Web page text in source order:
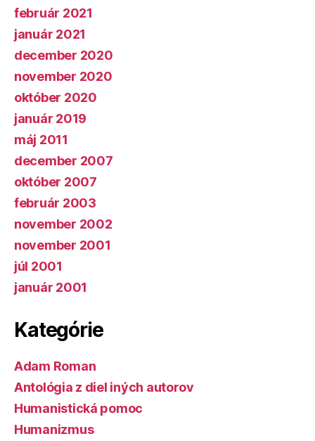
február 2021
január 2021
december 2020
november 2020
október 2020
január 2019
máj 2011
december 2007
október 2007
február 2003
november 2002
november 2001
júl 2001
január 2001
Kategórie
Adam Roman
Antológia z diel iných autorov
Humanistická pomoc
Humanizmus